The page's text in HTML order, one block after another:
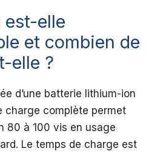
est-elle
et combien de
elle ?
d’une batterie lithium-ion
charge complète permet
80 à 100 vis en usage
Le temps de charge est